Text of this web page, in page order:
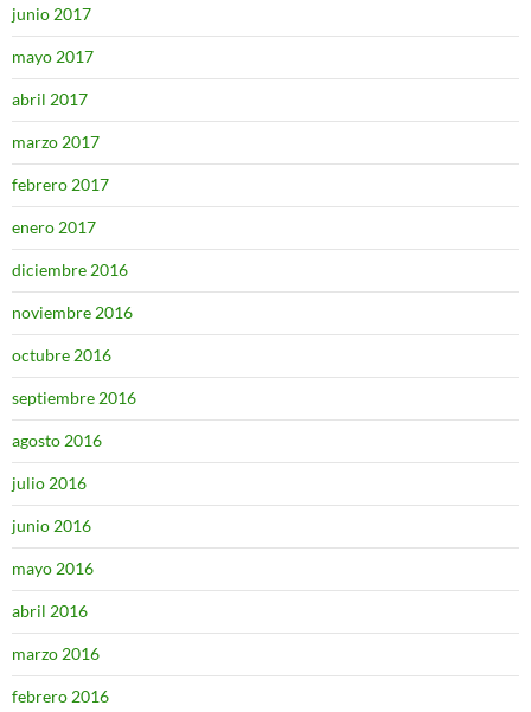
junio 2017
mayo 2017
abril 2017
marzo 2017
febrero 2017
enero 2017
diciembre 2016
noviembre 2016
octubre 2016
septiembre 2016
agosto 2016
julio 2016
junio 2016
mayo 2016
abril 2016
marzo 2016
febrero 2016